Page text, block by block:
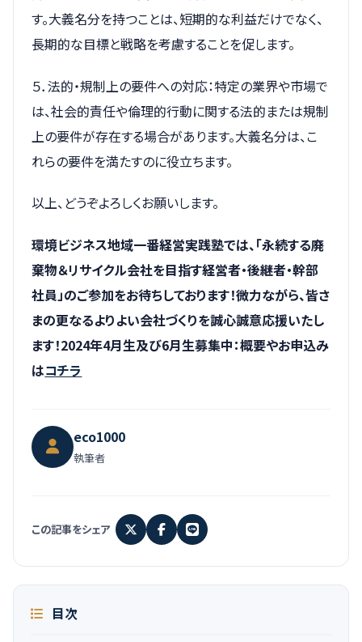
す。大義名分を持つことは、短期的な利益だけでなく、
長期的な目標と戦略を考慮することを促します。
５．法的・規制上の要件への対応：特定の業界や市場で
は、社会的責任や倫理的行動に関する法的または規制
上の要件が存在する場合があります。大義名分は、こ
れらの要件を満たすのに役立ちます。
以上、どうぞよろしくお願いします。
環境ビジネス地域一番経営実践塾では、「永続する廃
棄物＆リサイクル会社を目指す経営者・後継者・幹部
社員」のご参加をお待ちしております！微力ながら、皆さ
まの更なるよりよい会社づくりを誠心誠意応援いたし
ます！2024年4月生及び6月生募集中：概要やお申込み
はコチラ
eco1000
執筆者
この記事をシェア
目次